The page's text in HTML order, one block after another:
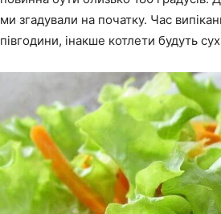
ми згадували на початку. Час
півгодини, інакше котлети будуть